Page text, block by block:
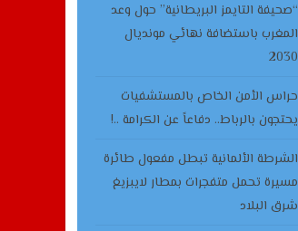
“صحيفة التايمز البريطانية” حول وعد
المغرب باستضافة نهائي مونديال
2030
حراس الأمن الخاص بالمستشفيات
يحتجون بالرباط.. دفاعاً عن الكرامة ..!
الشرطة الألمانية تبطل مفعول طائرة
مسيرة تحمل متفجرات بمطار لايبزيغ
شرق البلاد